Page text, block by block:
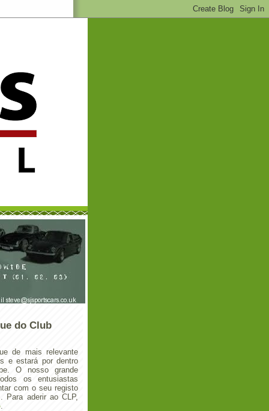
do Club
de mais relevante
e estará por dentro
O nosso grande
os entusiastas
com o seu registo
Para aderir ao CLP,
.